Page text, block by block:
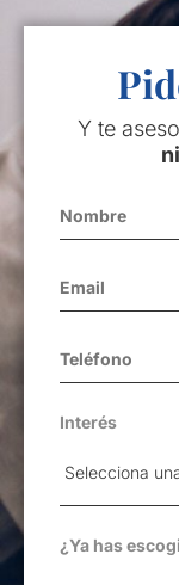
Y te
Interés
¿Ya has